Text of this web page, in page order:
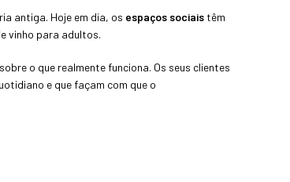
antiga. Hoje em dia, os espaços sociais têm
vinho para adultos.
o que realmente funciona. Os seus clientes
e que façam com que o